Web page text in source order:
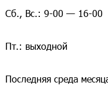
Сб., Вс.: 9-00 — 16-00
Пт.: выходной
Последняя среда